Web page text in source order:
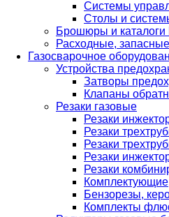
Системы
Столы и
Брошюры и каталоги
Расходные,
Газосварочное
Устройства
Затворы
Клапаны
Резаки газовые
Резаки
Резаки
Резаки
Резаки
Резаки
Бензорезы,
Комплекты